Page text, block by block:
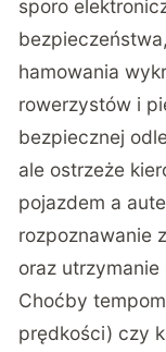
sporo
hamowania
rowerzystów i
bezpiecznej
ale ostrzeże
pojazdem a
rozpoznawanie
oraz utrzymanie
Choćby
prędkości) czy